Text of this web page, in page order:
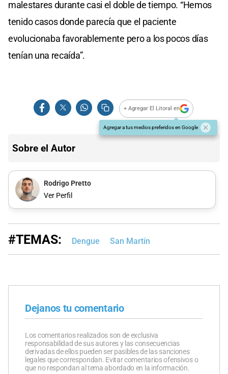
malestares durante casi el doble de tiempo. “Hemos
tenido casos donde parecía que el paciente
evolucionaba favorablemente pero a los pocos días
tenían una recaída”.
+ Agregar El Litoral en
Agregar a tus medios preferidos en Google
Sobre el Autor
Rodrigo Pretto
Ver Perfil
#TEMAS: Dengue San Martín
Dejanos tu comentario
Los comentarios realizados son de exclusiva
responsabilidad de sus autores y las consecuencias
derivadas de ellos pueden ser pasibles de las sanciones
legales que correspondan. Evitar comentarios ofensivos o
que no respondan al tema abordado en la información.